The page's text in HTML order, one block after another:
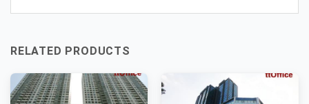
RELATED PRODUCTS